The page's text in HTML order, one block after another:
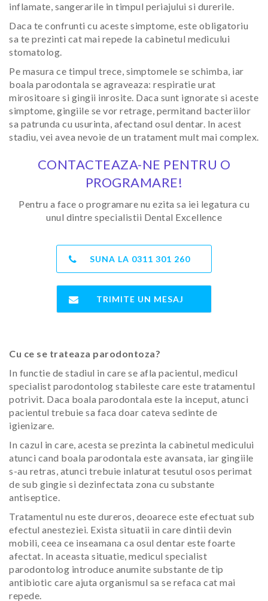
inflamate, sangerarile in timpul periajului si durerile.
Daca te confrunti cu aceste simptome, este obligatoriu
sa te prezinti cat mai repede la cabinetul medicului
stomatolog.
Pe masura ce timpul trece, simptomele se schimba, iar
boala parodontala se agraveaza: respiratie urat
mirositoare si gingii inrosite. Daca sunt ignorate si aceste
simptome, gingiile se vor retrage, permitand bacteriilor
sa patrunda cu usurinta, afectand osul dentar. In acest
stadiu, vei avea nevoie de un tratament mult mai complex.
CONTACTEAZA-NE PENTRU O
PROGRAMARE!
Pentru a face o programare nu ezita sa iei legatura cu
unul dintre specialistii Dental Excellence
SUNA LA 0311 301 260
TRIMITE UN MESAJ
Cu ce se trateaza parodontoza?
In functie de stadiul in care se afla pacientul, medicul
specialist parodontolog stabileste care este tratamentul
potrivit. Daca boala parodontala este la inceput, atunci
pacientul trebuie sa faca doar cateva sedinte de
igienizare.
In cazul in care, acesta se prezinta la cabinetul medicului
atunci cand boala parodontala este avansata, iar gingiile
s-au retras, atunci trebuie inlaturat tesutul osos perimat
de sub gingie si dezinfectata zona cu substante
antiseptice.
Tratamentul nu este dureros, deoarece este efectuat sub
efectul anesteziei. Exista situatii in care dintii devin
mobili, ceea ce inseamana ca osul dentar este foarte
afectat. In aceasta situatie, medicul specialist
parodontolog introduce anumite substante de tip
antibiotic care ajuta organismul sa se refaca cat mai
repede.